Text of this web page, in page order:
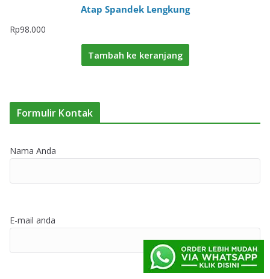
Atap Spandek Lengkung
Rp98.000
Tambah ke keranjang
Formulir Kontak
Nama Anda
E-mail anda